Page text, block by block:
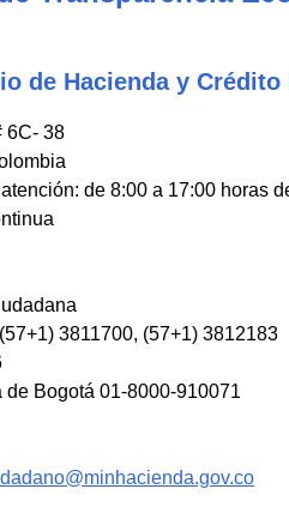
de Hacienda y Crédito
6C- 38
de 8:00 a 17:00 horas
3811700, (57+1) 3812183
de Bogotá 01-8000-910071